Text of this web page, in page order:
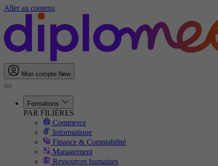
Aller au contenu
Mon compte New
Formations
PAR FILIÈRES
Commerce
Informatique
Finance & Comptabilité
Management
Ressources humaines